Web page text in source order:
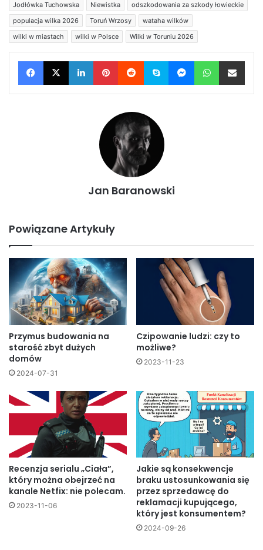
Jodłówka Tuchowska
Niewistka
odszkodowania za szkody łowieckie
populacja wilka 2026
Toruń Wrzosy
wataha wilków
wilki w miastach
wilki w Polsce Wilki w Toruniu 2026
Facebook
X LinkedInPinterestRedditSkypeMessenger
WhatsApp
Wyślij e-mail
Jan Baranowski
Powiązane Artykuły
Przymus budowania na
starość zbyt dużych
domów
2024-07-31
Czipowanie ludzi: czy to
możliwe?
2023-11-23
Recenzja serialu „Ciała”,
który można obejrzeć na
kanale Netfix: nie polecam.
2023-11-06
Jakie są konsekwencje
braku ustosunkowania się
przez sprzedawcę do
reklamacji kupującego,
który jest konsumentem?
2024-09-26